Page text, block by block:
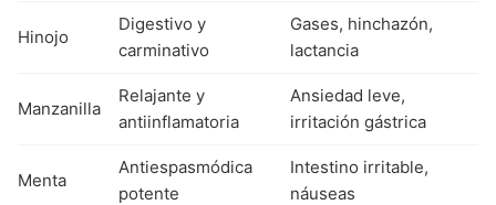
Hinojo
Digestivo y
carminativo
Gases, hinchazón,
lactancia
Manzanilla
Relajante y
antiinflamatoria
Ansiedad leve,
irritación gástrica
Menta
Antiespasmódica
potente
Intestino irritable,
náuseas